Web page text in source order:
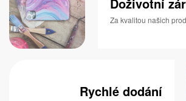
Doživotní
Za kvalitou našich
Rychlé dodání